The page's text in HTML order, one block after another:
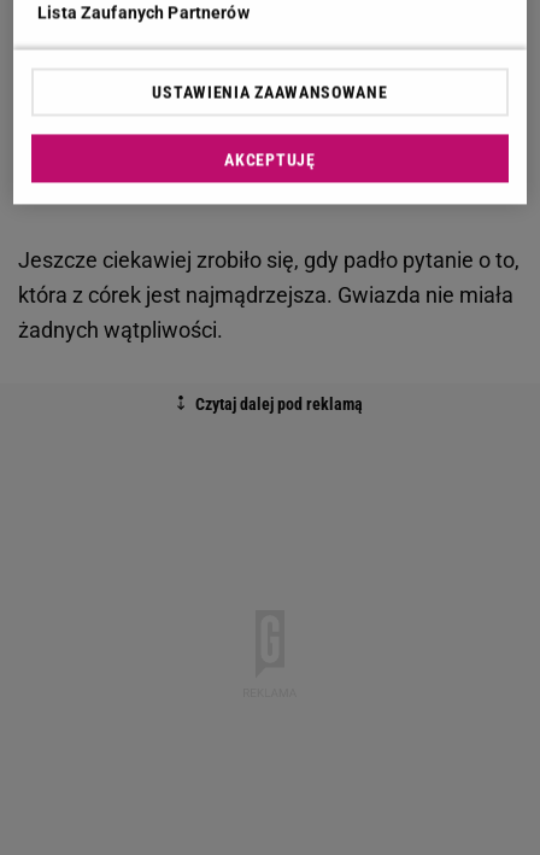
dzieci jest jej ulubieńcem. Wielu rodziców miałoby
pewnie problem z odpowiedzią na to pytanie, ale nie
Różnie. To zależy od dnia. Dziś moją
ulubienicą jest Kendall - wyznała szczerze.
Jeszcze ciekawiej zrobiło się, gdy padło pytanie o to,
która z córek jest najmądrzejsza. Gwiazda nie miała
żadnych wątpliwości.
Lista Zaufanych Partnerów
USTAWIENIA ZAAWANSOWANE
AKCEPTUJĘ